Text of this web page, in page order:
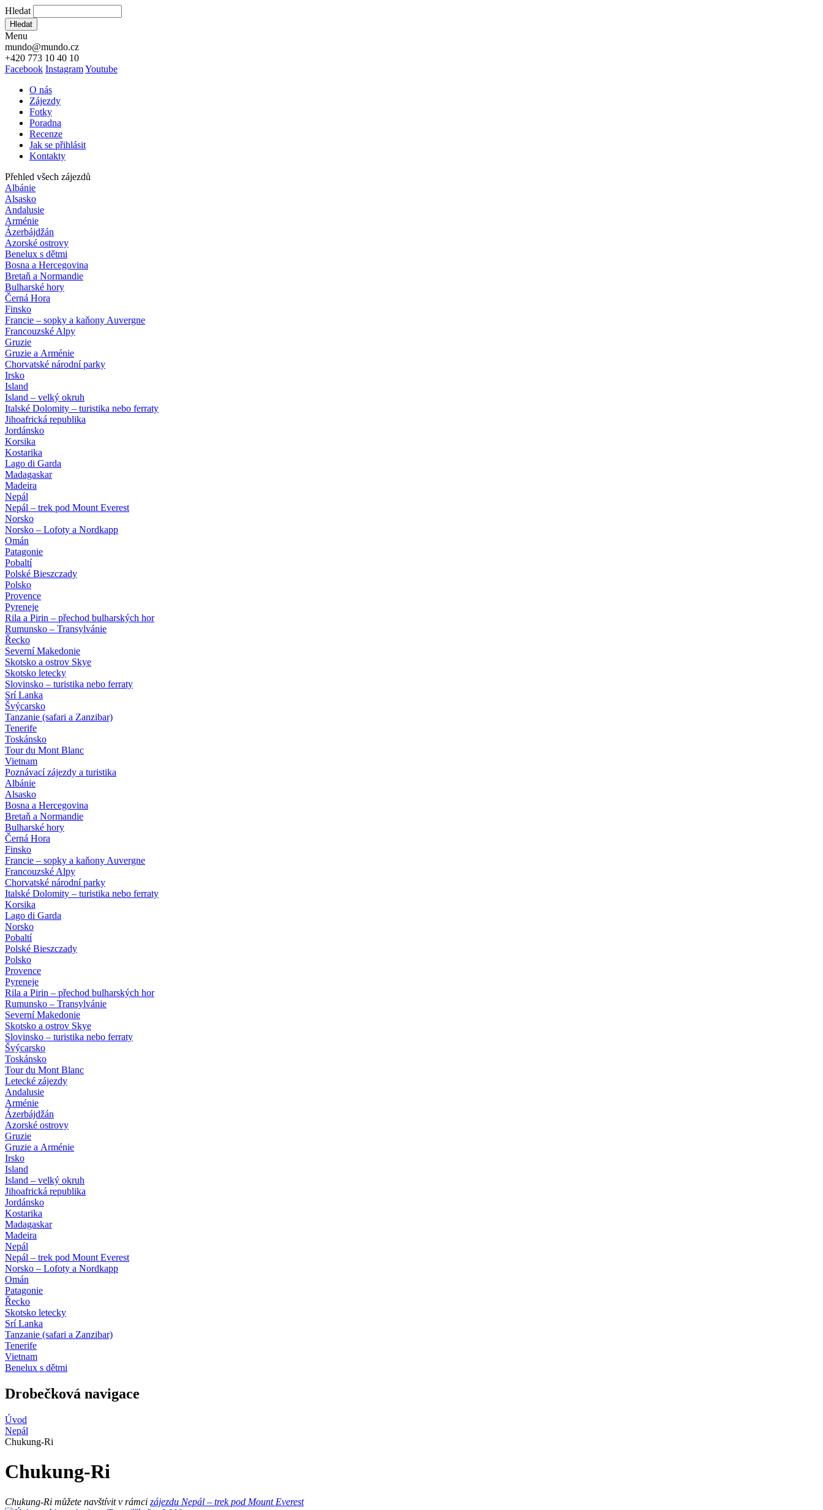
Hledat
Hledat
Menu
mundo@mundo.cz
+420 773 10 40 10
Facebook InstagramYoutube
O nás
Zájezdy
Fotky
Poradna
Recenze
Jak se přihlásit
Kontakty
Přehled všech zájezdů
Albánie
Alsasko
Andalusie
Arménie
Ázerbájdžán
Azorské ostrovy
Benelux s dětmi
Bosna a Hercegovina
Bretaň a Normandie
Bulharské hory
Černá Hora
Finsko
Francie – sopky a kaňony Auvergne
Francouzské Alpy
Gruzie
Gruzie a Arménie
Chorvatské národní parky
Irsko
Island
Island – velký okruh
Italské Dolomity – turistika nebo ferraty
Jihoafrická republika
Jordánsko
Korsika
Kostarika
Lago di Garda
Madagaskar
Madeira
Nepál
Nepál – trek pod Mount Everest
Norsko
Norsko – Lofoty a Nordkapp
Omán
Patagonie
Pobaltí
Polské Bieszczady
Polsko
Provence
Pyreneje
Rila a Pirin – přechod bulharských hor
Rumunsko – Transylvánie
Řecko
Severní Makedonie
Skotsko a ostrov Skye
Skotsko letecky
Slovinsko – turistika nebo ferraty
Srí Lanka
Švýcarsko
Tanzanie (safari a Zanzibar)
Tenerife
Toskánsko
Tour du Mont Blanc
Vietnam
Poznávací zájezdy a turistika
Albánie
Alsasko
Bosna a Hercegovina
Bretaň a Normandie
Bulharské hory
Černá Hora
Finsko
Francie – sopky a kaňony Auvergne
Francouzské Alpy
Chorvatské národní parky
Italské Dolomity – turistika nebo ferraty
Korsika
Lago di Garda
Norsko
Pobaltí
Polské Bieszczady
Polsko
Provence
Pyreneje
Rila a Pirin – přechod bulharských hor
Rumunsko – Transylvánie
Severní Makedonie
Skotsko a ostrov Skye
Slovinsko – turistika nebo ferraty
Švýcarsko
Toskánsko
Tour du Mont Blanc
Letecké zájezdy
Andalusie
Arménie
Ázerbájdžán
Azorské ostrovy
Gruzie
Gruzie a Arménie
Irsko
Island
Island – velký okruh
Jihoafrická republika
Jordánsko
Kostarika
Madagaskar
Madeira
Nepál
Nepál – trek pod Mount Everest
Norsko – Lofoty a Nordkapp
Omán
Patagonie
Řecko
Skotsko letecky
Srí Lanka
Tanzanie (safari a Zanzibar)
Tenerife
Vietnam
Benelux s dětmi
Drobečková navigace
Úvod
Nepál
Chukung-Ri
Chukung-Ri
Chukung-Ri můžete navštívit v rámci zájezdu Nepál – trek pod Mount Everest